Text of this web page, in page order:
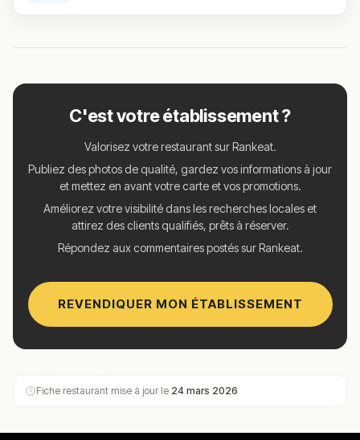
C'est votre établissement ?
Valorisez votre restaurant sur Rankeat.
Publiez des photos de qualité, gardez vos informations à jour
et mettez en avant votre carte et vos promotions.
Améliorez votre visibilité dans les recherches locales et
attirez des clients qualifiés, prêts à réserver.
Répondez aux commentaires postés sur Rankeat.
REVENDIQUER MON ÉTABLISSEMENT
Fiche restaurant mise à jour le 24 mars 2026